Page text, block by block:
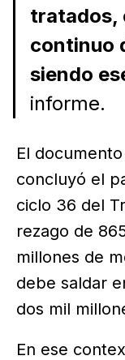
tratados,
continuo
siendo
informe.
El
concluyó el
ciclo 36 del
rezago de
millones de
debe saldar
dos mil
En ese